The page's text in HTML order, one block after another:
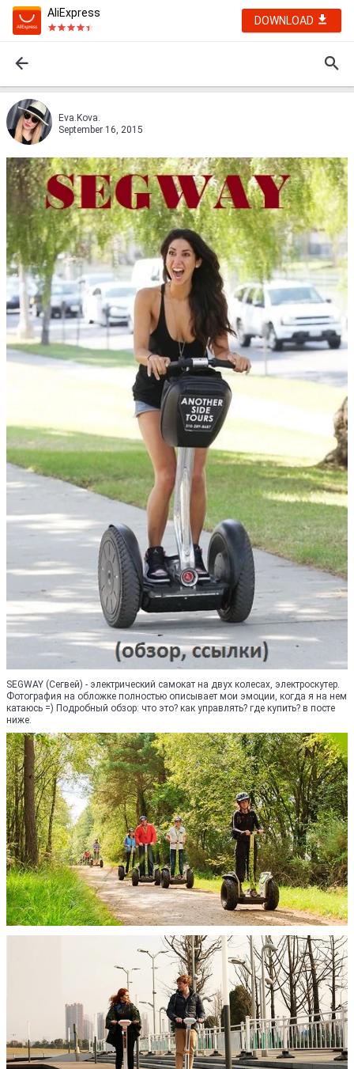
AliExpress
DOWNLOAD
Eva.Kova.
September 16, 2015
SEGWAY (Сегвей) - электрический самокат на двух колесах, электроскутер.
Фотография на обложке полностью описывает мои эмоции, когда я на нем
катаюсь =) Подробный обзор: что это? как управлять? где купить? в посте
ниже.